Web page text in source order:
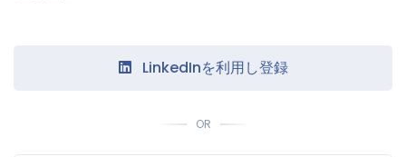
LinkedInを利用し登録
OR